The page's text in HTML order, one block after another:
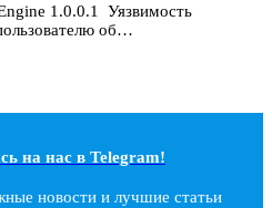
1.0.0.1 Уязвимость
об…
на наc в Telegram!
новости и лучшие статьи